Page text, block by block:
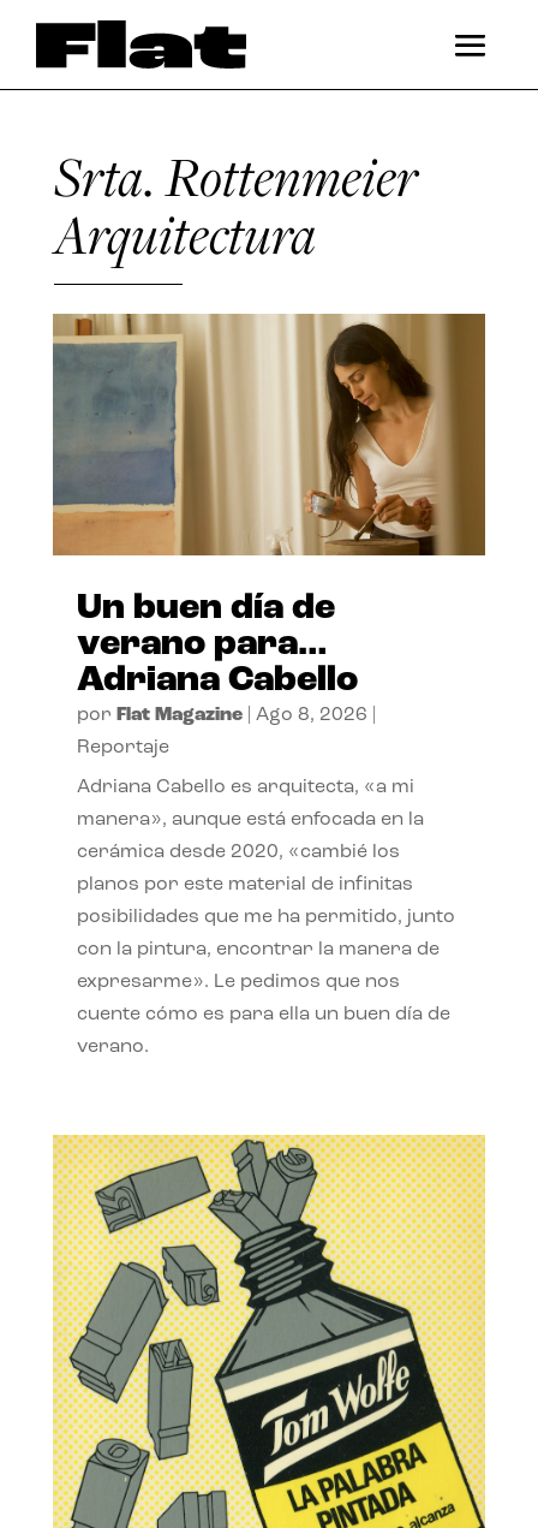
Srta. Rottenmeier
Arquitectura
Un buen día de
verano para…
Adriana Cabello
por Flat Magazine| Ago 8, 2026
Reportaje
Adriana Cabello es arquitecta, «a mi
manera», aunque está enfocada en la
cerámica desde 2020, «cambié los
planos por este material de infinitas
posibilidades que me ha permitido, junto
con la pintura, encontrar la manera de
expresarme». Le pedimos que nos
cuente cómo es para ella un buen día de
verano.